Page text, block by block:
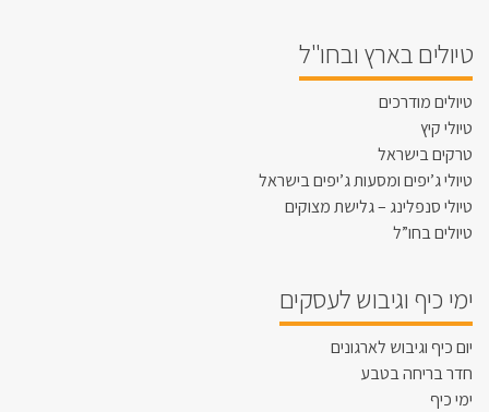
טיולים בארץ ובחו"ל
טיולים מודרכים
טיולי קיץ
טרקים בישראל
טיולי ג’יפים ומסעות ג’יפים בישראל
טיולי סנפלינג – גלישת מצוקים
טיולים בחו”ל
ימי כיף וגיבוש לעסקים
יום כיף וגיבוש לארגונים
חדר בריחה בטבע
ימי כיף